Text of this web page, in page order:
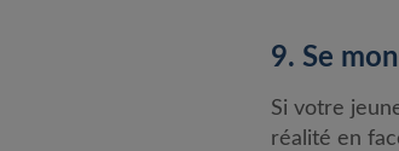
9. Se
Si votre
réalité en